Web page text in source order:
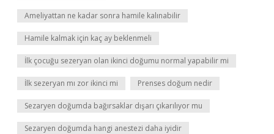
Ameliyattan ne kadar sonra hamile kalınabilir
Hamile kalmak için kaç ay beklenmeli
İlk çocuğu sezeryan olan ikinci doğumu normal yapabilir mi
İlk sezeryan mı zor ikinci mi Prenses doğum nedir
Sezaryen doğumda bağırsaklar dışarı çıkarılıyor mu
Sezaryen doğumda hangi anestezi daha iyidir